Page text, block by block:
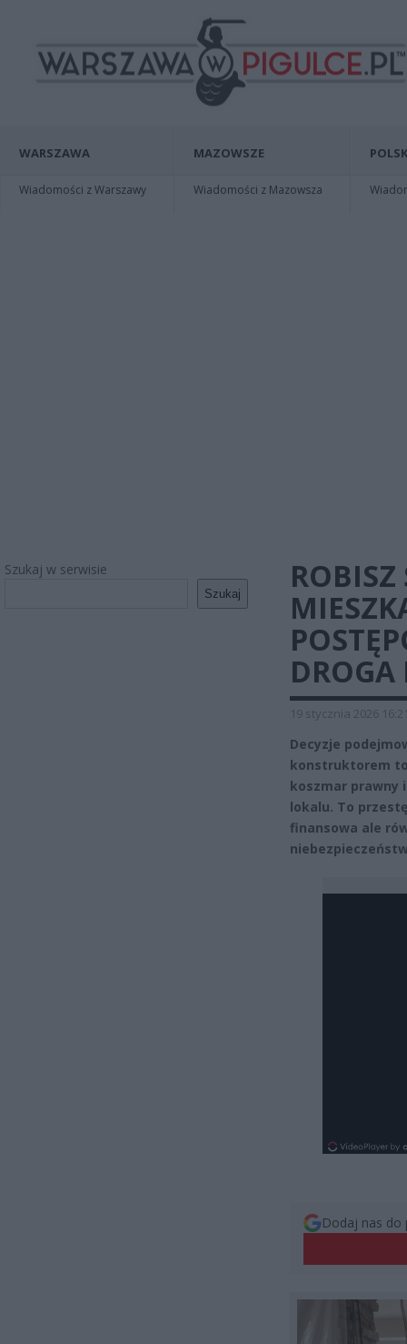
WARSZAWA
Wiadomości z Warszawy
MAZOWSZE
Wiadomości z Mazowsza
Szukaj w serwisie
Szukaj
DROGA
19 stycznia 2026
Decyzje
konstruktorem
koszmar prawny
lokalu. To
finansowa ale
Dodaj nas do